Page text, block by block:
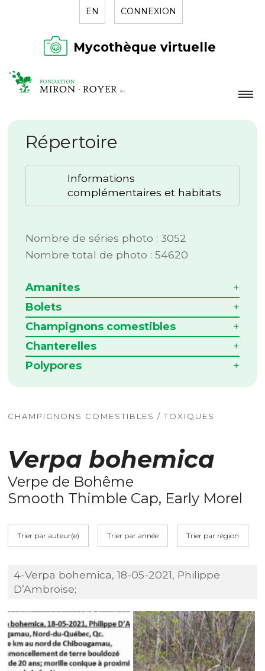
EN CONNEXION
Mycothèque virtuelle
LA FONDATION
NOUVELLES
RÉPERTOIRE
Répertoire
Informations
complémentaires et habitats
Nombre de séries photo : 3052
Nombre total de photo : 54620
Amanites
Bolets
Champignons comestibles
Chanterelles
Polypores
CHAMPIGNONS COMESTIBLES / TOXIQUES
Verpa bohemica
Verpe de Bohême
Smooth Thimble Cap, Early Morel
Trier par auteur(e) Trier par année Trier par région
4-Verpa bohemica, 18-05-2021, Philippe
D’Ambroise;